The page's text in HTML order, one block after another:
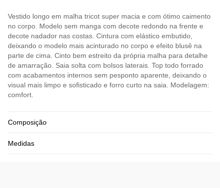
Vestido longo em malha tricot super macia e com ótimo caimento
no corpo. Modelo sem manga com decote redondo na frente e
decote nadador nas costas. Cintura com elástico embutido,
deixando o modelo mais acinturado no corpo e efeito blusê na
parte de cima. Cinto bem estreito da própria malha para detalhe
de amarração. Saia solta com bolsos laterais. Top todo forrado
com acabamentos internos sem pesponto aparente, deixando o
visual mais limpo e sofisticado e forro curto na saia. Modelagem:
comfort.
Composição
Medidas